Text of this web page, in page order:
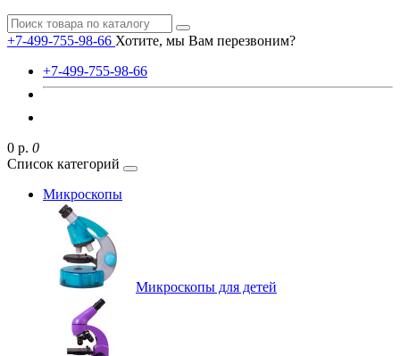
+7-499-755-98-66 Хотите, мы Вам перезвоним?
+7-499-755-98-66
0 р. 0
Список категорий
Микроскопы
Микроскопы для детей